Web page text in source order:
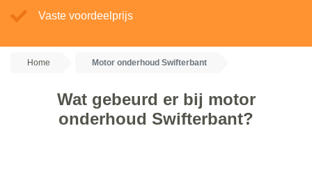
Vaste voordeelprijs
Home Motor onderhoud Swifterbant
Wat gebeurd er bij motor
onderhoud Swifterbant?